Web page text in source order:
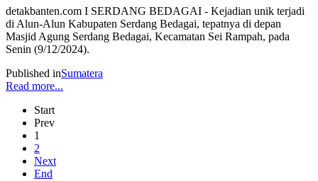
detakbanten.com I SERDANG BEDAGAI - Kejadian unik terjadi
di Alun-Alun Kabupaten Serdang Bedagai, tepatnya di depan
Masjid Agung Serdang Bedagai, Kecamatan Sei Rampah, pada
Senin (9/12/2024).
Published inSumatera
Read more...
Start
Prev
1
2
Next
End